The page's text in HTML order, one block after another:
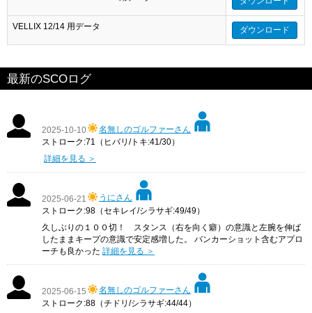
VELLIX 12/14 用データ ダウンロード
最新のSCOログ
2025-10-10
名無しのゴルファーさん
ストローク:71（ヒバリ/トキ:41/30）
詳細を見る ＞
2025-06-21
うにさん
ストローク:98（セキレイ/シラサギ:49/49）
久しぶりの１００切！ スタンス（右を向く癖）の意識と左腕を伸ば
したままキープの意識で安定感増した。 バンカーショット含むアプロ
ーチも良かった 詳細を見る ＞
2025-06-15
名無しのゴルファーさん
ストローク:88（チドリ/シラサギ:44/44）